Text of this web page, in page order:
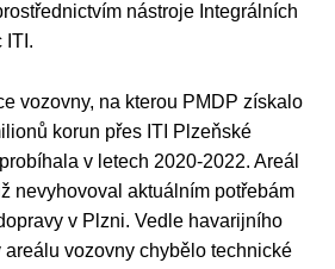
nástroje Integrálních
ITI.
vozovny, na kterou PMDP získalo
korun přes ITI Plzeňské
v letech 2020-2022. Areál
nevyhovoval aktuálním potřebám
v Plzni. Vedle havarijního
areálu vozovny chybělo technické